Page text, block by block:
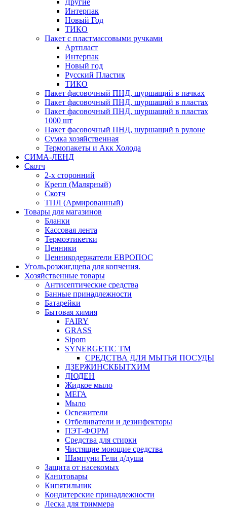
Другие
Интерпак
Новый Год
ТИКО
Пакет с пластмассовыми ручками
Артпласт
Интерпак
Новый год
Русский Пластик
ТИКО
Пакет фасовочный ПНД, шуршащий в пачках
Пакет фасовочный ПНД, шуршащий в пластах
Пакет фасовочный ПНД, шуршащий в пластах
1000 шт
Пакет фасовочный ПНД, шуршащий в рулоне
Сумка хозяйственная
Термопакеты и Акк Холода
СИМА-ЛЕНД
Скотч
2-х сторонний
Крепп (Малярный)
Скотч
ТПЛ (Армированный)
Товары для магазинов
Бланки
Кассовая лента
Термоэтикетки
Ценники
Ценникодержатели ЕВРОПОС
Уголь,розжиг,щепа для копчения.
Хозяйственные товары
Антисептические средства
Банные принадлежности
Батарейки
Бытовая химия
FAIRY
GRASS
Sipom
SYNERGETIC TM
СРЕДСТВА ДЛЯ МЫТЬЯ ПОСУДЫ
ДЗЕРЖИНСКБЫТХИМ
ДЮДЕН
Жидкое мыло
МЕГА
Мыло
Освежители
Отбеливатели и дезинфекторы
ПЭТ-ФОРМ
Средства для стирки
Чистящие моющие средства
Шампуни Гели д/душа
Защита от насекомых
Канцтовары
Кипятильник
Кондитерские принадлежности
Леска для триммера